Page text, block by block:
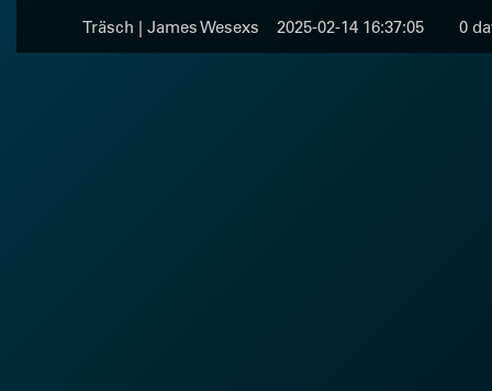
Träsch | James Wesexs 2025-02-14 16:37:05 0